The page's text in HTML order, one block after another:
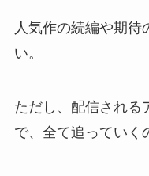
人気作の続編や期待
い。
ただし、配信される
で、全て追っていく